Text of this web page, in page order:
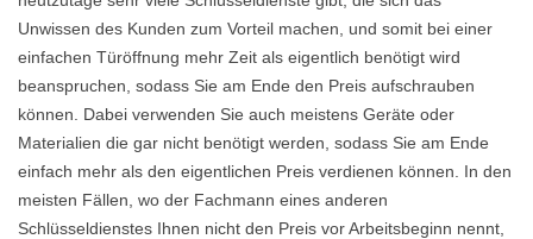
Unwissen des Kunden zum Vorteil machen, und somit bei einer
einfachen Türöffnung mehr Zeit als eigentlich benötigt wird
beanspruchen, sodass Sie am Ende den Preis aufschrauben
können. Dabei verwenden Sie auch meistens Geräte oder
Materialien die gar nicht benötigt werden, sodass Sie am Ende
einfach mehr als den eigentlichen Preis verdienen können. In den
meisten Fällen, wo der Fachmann eines anderen
Schlüsseldienstes Ihnen nicht den Preis vor Arbeitsbeginn nennt,